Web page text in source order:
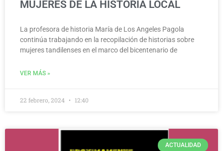
MUJERES DE LA HISTORIA LOCAL
La profesora de historia María de Los Angeles Pagola
continúa trabajando en la recopilación de historias sobre
mujeres tandilenses en el marco del bicentenario de
VER MÁS »
22 febrero, 2024 12:40
ACTUALIDAD